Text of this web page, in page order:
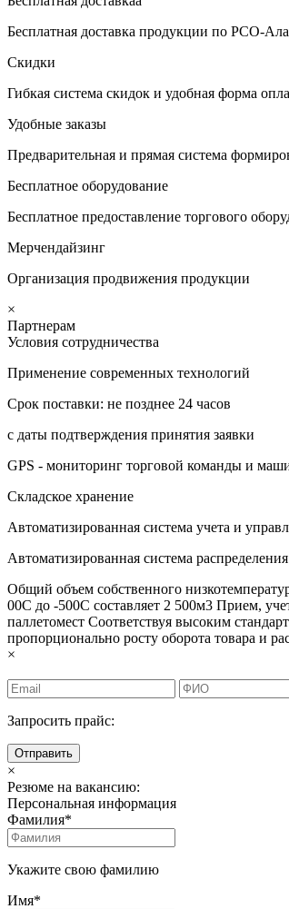
Бесплатная доставка продукции по РСО-
Скидки
Гибкая система скидок и удобная форма
Удобные заказы
Предварительная и прямая система
Бесплатное оборудование
Бесплатное предоставление торгового
Мерчендайзинг
Организация продвижения продукции
×
Партнерам
Условия сотрудничества
Применение современных технологий
Срок поставки: не позднее 24 часов
с даты подтверждения принятия заявки
GPS - мониторинг торговой команды и
Складское хранение
Автоматизированная система учета и
Автоматизированная система
Общий объем собственного
00С до -500С составляет 2 500м3 Прием,
паллетомест Соответствуя высоким
пропорционально росту оборота товара и
×
Запросить прайс:
Отправить
×
Резюме на вакансию:
Персональная информация
Фамилия*
Укажите свою фамилию
Имя*